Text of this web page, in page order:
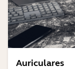
Auriculares